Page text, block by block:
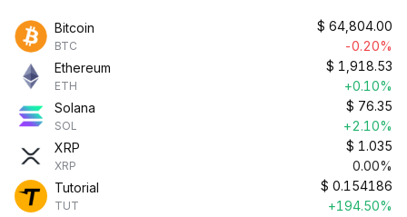
Bitcoin
BTC
$ 64,804.00
-0.20%
Ethereum
ETH
$ 1,918.53
+0.10%
Solana
SOL
$ 76.35
+2.10%
XRP
XRP
$ 1.035
0.00%
Tutorial
TUT
$ 0.154186
+194.50%